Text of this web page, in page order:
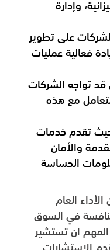
وإدارة
على تطوير
فعالية عمليات
قد تواجه الشركات
مع هذه
حيث تقدم خدمات
والأمان
الحساسة
العام
في السوق
ان تستشير